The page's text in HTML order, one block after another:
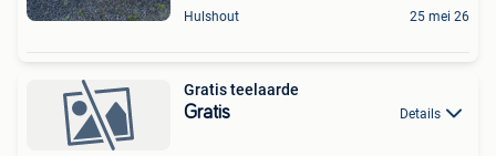
Hulshout 25 mei 26
Gratis teelaarde
Gratis Details